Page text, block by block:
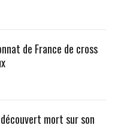
de France de cross
mort sur son